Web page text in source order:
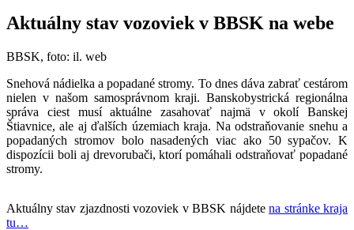
Aktuálny stav vozoviek v BBSK na webe
BBSK, foto: il. web
Snehová nádielka a popadané stromy. To dnes dáva zabrať cestárom
nielen v našom samosprávnom kraji. Banskobystrická regionálna
správa ciest musí aktuálne zasahovať najmä v okolí Banskej
Štiavnice, ale aj ďalších územiach kraja. Na odstraňovanie snehu a
popadaných stromov bolo nasadených viac ako 50 sypačov. K
dispozícii boli aj drevorubači, ktorí pomáhali odstraňovať popadané
stromy.
Aktuálny stav zjazdnosti vozoviek v BBSK nájdetena stránke kraja
tu…